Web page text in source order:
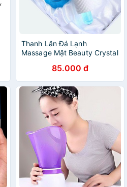
Thanh Lăn Đá Lạnh
Massage Mặt Beauty Crystal
85.000 đ